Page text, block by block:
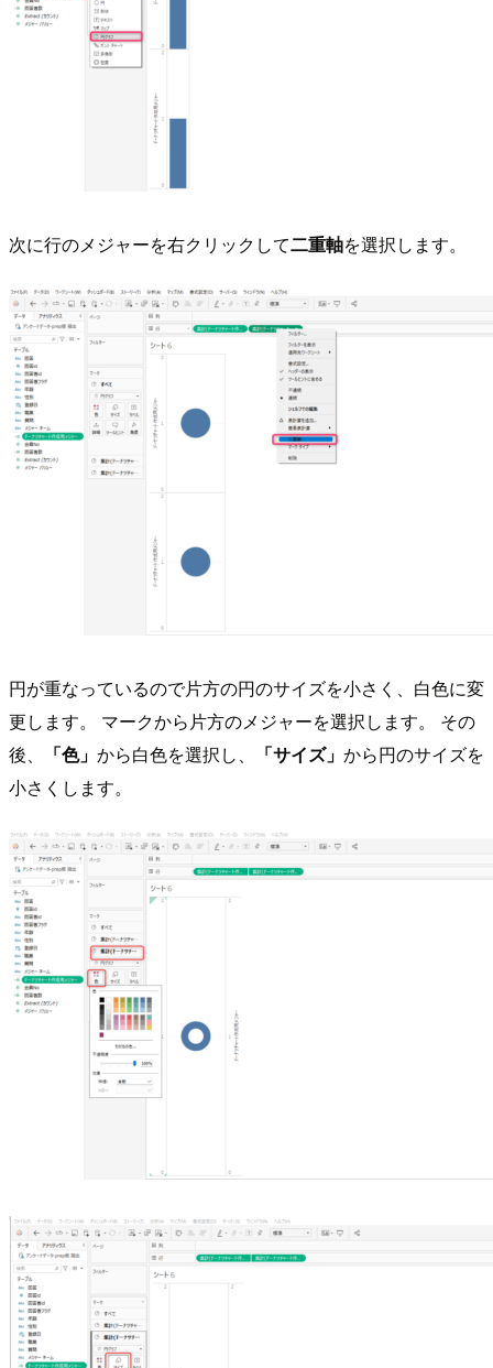
次に行のメジャーを右クリックして二重軸を選択します。
円が重なっているので片方の円のサイズを小さく、白色に変
更します。 マークから片方のメジャーを選択します。 その
後、
「色」 から白色を選択し、 「サイズ」 から円のサイズを
小さくします。